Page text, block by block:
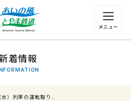
の遅れ情報等についてはこちら
着情報
）列車の運転取り…